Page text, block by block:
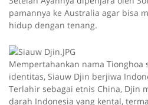
pamannya ke Australia agar bisa
hidup dengan tenang.
Mempertahankan nama Tionghoa
identitas, Siauw Djin berjiwa
Terlahir sebagai etnis China, Djin
darah Indonesia yang kental,